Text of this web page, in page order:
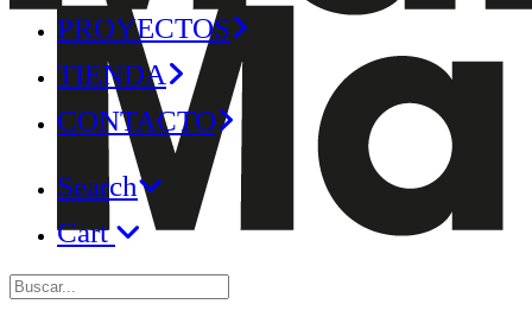
PROYECTOS
TIENDA
CONTACTO
Search
Cart